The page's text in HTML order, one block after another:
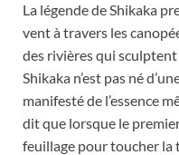
La légende de Shikaka
vent à travers les
des rivières qui sculptent
Shikaka n’est pas né
manifesté de l’essence
dit que lorsque le
feuillage pour toucher la